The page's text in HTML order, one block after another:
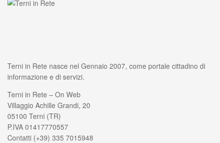
Terni in Rete nasce nel Gennaio 2007, come portale cittadino di
informazione e di servizi.
Terni in Rete – On Web
Villaggio Achille Grandi, 20
05100 Terni (TR)
P.IVA 01417770557
Contatti (+39) 335 7015948